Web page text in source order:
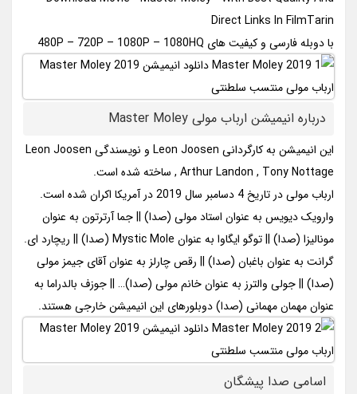
Direct Links In FilmTarin
با دوبله فارسی و کیفیت های 480P – 720P – 1080P – 1080HQ
درباره انیمیشن ارباب مولی Master Moley
این انیمیشن به کارگردانی Leon Joosen و نویسندگی Leon Joosen
, Arthur Landon , Tony Nottage ساخته شده است.
ارباب مولی در تاریخ 4 دسامبر سال 2019 در آمریکا اکران شده است.
وارویک دیویس به عنوان استاد مولی (صدا) || جما آرترتون به عنوان
مونالیزا (صدا) || توگو ایگاوا به عنوان Mystic Mole (صدا) || ریچارد ای.
گرانت به عنوان باغبان (صدا) || رقص چارلز به عنوان آقای جیمز مولی
(صدا) || جولی والترز به عنوان خانم مولی (صدا)… || جوزف بالدراما به
عنوان مهمان مهمانی (صدا) دوبلورهای این انیمیشن خارجی هستند.
اسامی صدا پیشگان